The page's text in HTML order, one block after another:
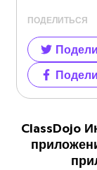
ПОДЕЛИТЬСЯ
ClassDojo